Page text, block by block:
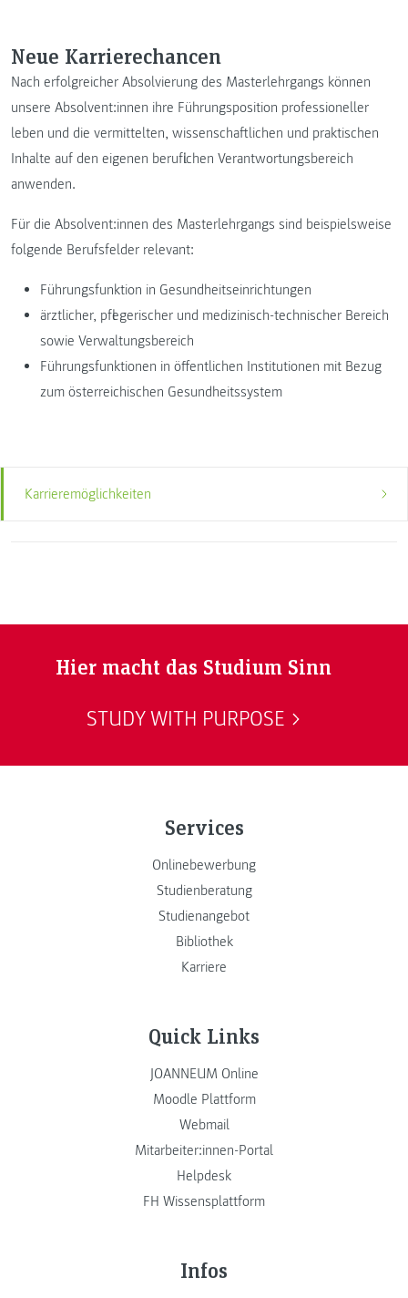
Karrieremöglichkeiten
Neue Karrierechancen
Nach erfolgreicher Absolvierung des Masterlehrgangs können
unsere Absolvent:innen ihre Führungsposition professioneller
leben und die vermittelten, wissenschaftlichen und praktischen
Inhalte auf den eigenen beruflichen Verantwortungsbereich
anwenden.
Für die Absolvent:innen des Masterlehrgangs sind beispielsweise
folgende Berufsfelder relevant:
Führungsfunktion in Gesundheitseinrichtungen
ärztlicher, pflegerischer und medizinisch-technischer Bereich
sowie Verwaltungsbereich
Führungsfunktionen in öffentlichen Institutionen mit Bezug
zum österreichischen Gesundheitssystem
Hier macht das Studium Sinn
STUDY WITH PURPOSE
Services
Onlinebewerbung
Studienberatung
Studienangebot
Bibliothek
Karriere
Quick Links
JOANNEUM Online
Moodle Plattform
Webmail
Mitarbeiter:innen-Portal
Helpdesk
FH Wissensplattform
Infos